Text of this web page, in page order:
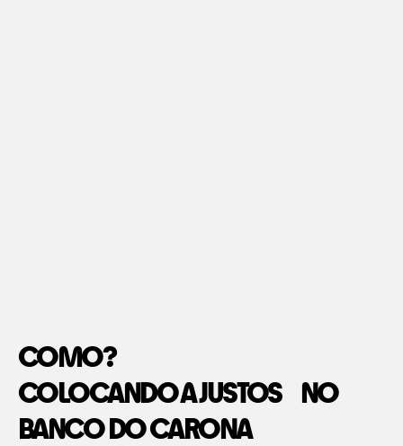
COMO?
COLOCANDO A JUSTOS NO
BANCO DO CARONA